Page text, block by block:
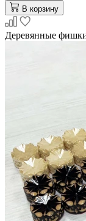
В корзину
Деревянные